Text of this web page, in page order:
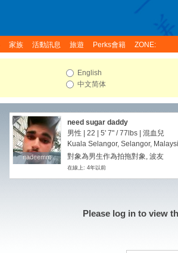
家族 活動訊息 旅遊 Perks會籍 ZONE:
English
中文简体
nadeemm
nadeemm
need sugar daddy
男性 | 22 | 5' 7" /77lbs | 混血兒
Kuala Selangor, Selangor,
對象為男生作為拍拖對象, 波友
在線上: 4年以前
Please log in to view